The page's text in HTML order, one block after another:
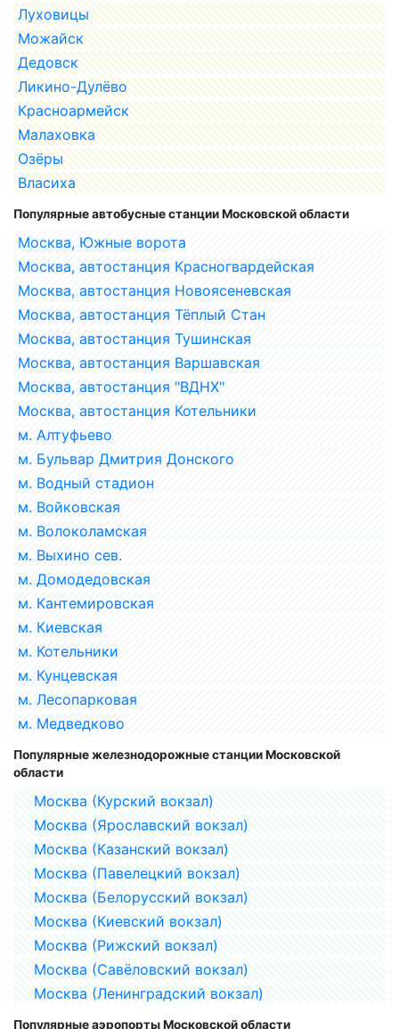
Луховицы
Можайск
Дедовск
Ликино-Дулёво
Красноармейск
Малаховка
Озёры
Власиха
Популярные автобусные станции Московской области
Москва, Южные ворота
Москва, автостанция Красногвардейская
Москва, автостанция Новоясеневская
Москва, автостанция Тёплый Стан
Москва, автостанция Тушинская
Москва, автостанция Варшавская
Москва, автостанция "ВДНХ"
Москва, автостанция Котельники
м. Алтуфьево
м. Бульвар Дмитрия Донского
м. Водный стадион
м. Войковская
м. Волоколамская
м. Выхино сев.
м. Домодедовская
м. Кантемировская
м. Киевская
м. Котельники
м. Кунцевская
м. Лесопарковая
м. Медведково
Популярные железнодорожные станции Московской
области
Москва (Курский вокзал)
Москва (Ярославский вокзал)
Москва (Казанский вокзал)
Москва (Павелецкий вокзал)
Москва (Белорусский вокзал)
Москва (Киевский вокзал)
Москва (Рижский вокзал)
Москва (Савёловский вокзал)
Москва (Ленинградский вокзал)
Популярные аэропорты Московской области